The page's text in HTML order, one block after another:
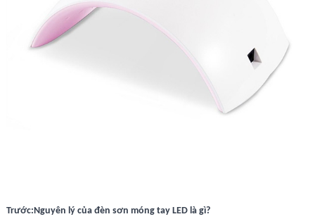
Trước: Nguyên lý của đèn sơn móng tay LED là gì?